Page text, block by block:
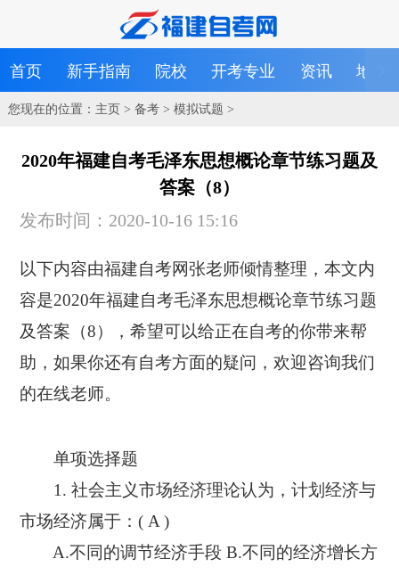
首页 新手指南 院校 开考专业 资讯 地区
您现在的位置： 主页> 备考> 模拟试题 >
2020年福建自考毛泽东思想概论章节练习题及
答案（8）
发布时间：2020-10-16 15:16
以下内容由福建自考网张老师倾情整理，本文内
容是2020年福建自考毛泽东思想概论章节练习题
及答案（8），希望可以给正在自考的你带来帮
助，如果你还有自考方面的疑问，欢迎咨询我们
的在线老师。
单项选择题
1. 社会主义市场经济理论认为，计划经济与
市场经济属于：( A )
A.不同的调节经济手段 B.不同的经济增长方